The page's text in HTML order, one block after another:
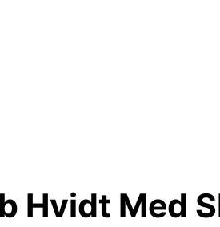
Hvidt Med